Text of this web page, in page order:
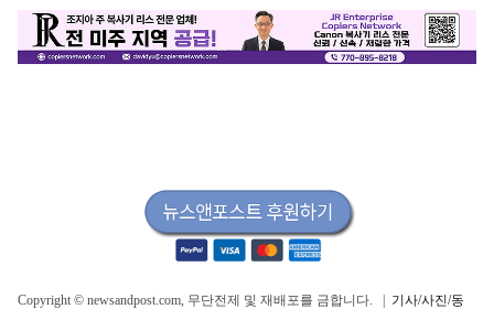
Copyright © newsandpost.com, 무단전제 및 재배포를 금합니다. | 기사/사진/동